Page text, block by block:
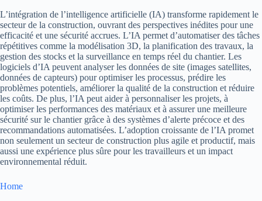
L’intégration de l’intelligence artificielle (IA) transforme rapidement le
secteur de la construction, ouvrant des perspectives inédites pour une
efficacité et une sécurité accrues. L’IA permet d’automatiser des tâches
répétitives comme la modélisation 3D, la planification des travaux, la
gestion des stocks et la surveillance en temps réel du chantier. Les
logiciels d’IA peuvent analyser les données de site (images satellites,
données de capteurs) pour optimiser les processus, prédire les
problèmes potentiels, améliorer la qualité de la construction et réduire
les coûts. De plus, l’IA peut aider à personnaliser les projets, à
optimiser les performances des matériaux et à assurer une meilleure
sécurité sur le chantier grâce à des systèmes d’alerte précoce et des
recommandations automatisées. L’adoption croissante de l’IA promet
non seulement un secteur de construction plus agile et productif, mais
aussi une expérience plus sûre pour les travailleurs et un impact
environnemental réduit.
Home